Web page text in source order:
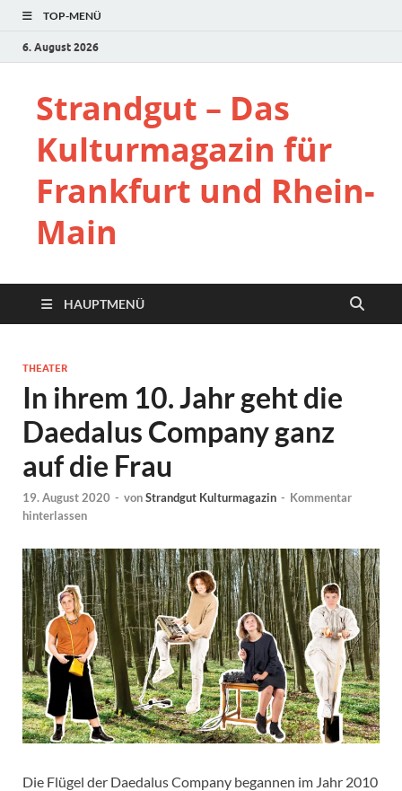
TOP-MENÜ
6. August 2026
Strandgut – Das
Kulturmagazin für
Frankfurt und Rhein-
Main
HAUPTMENÜ
THEATER
In ihrem 10. Jahr geht die
Daedalus Company ganz
auf die Frau
19. August 2020 - vonStrandgut Kulturmagazin - Kommentar
hinterlassen
Die Flügel der Daedalus Company begannen im Jahr 2010